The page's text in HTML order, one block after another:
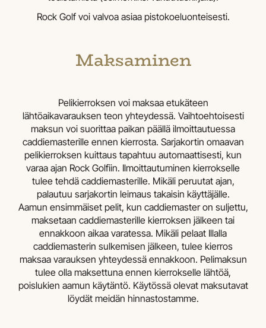
Rock Golf voi valvoa asiaa pistokoeluonteisesti.
Maksaminen
Pelikierroksen voi maksaa etukäteen
lähtöaikavarauksen teon yhteydessä. Vaihtoehtoisesti
maksun voi suorittaa paikan päällä ilmoittautuessa
caddiemasterille ennen kierrosta. Sarjakortin omaavan
pelikierroksen kuittaus tapahtuu automaattisesti, kun
varaa ajan Rock Golfiin. Ilmoittautuminen kierrokselle
tulee tehdä caddiemasterille. Mikäli peruutat ajan,
palautuu sarjakortin leimaus takaisin käyttäjälle.
Aamun ensimmäiset pelit, kun caddiemaster on suljettu,
maksetaan caddiemasterille kierroksen jälkeen tai
ennakkoon aikaa varatessa. Mikäli pelaat Illalla
caddiemasterin sulkemisen jälkeen, tulee kierros
maksaa varauksen yhteydessä ennakkoon. Pelimaksun
tulee olla maksettuna ennen kierrokselle lähtöä,
poislukien aamun käytäntö. Käytössä olevat maksutavat
löydät meidän hinnastostamme.